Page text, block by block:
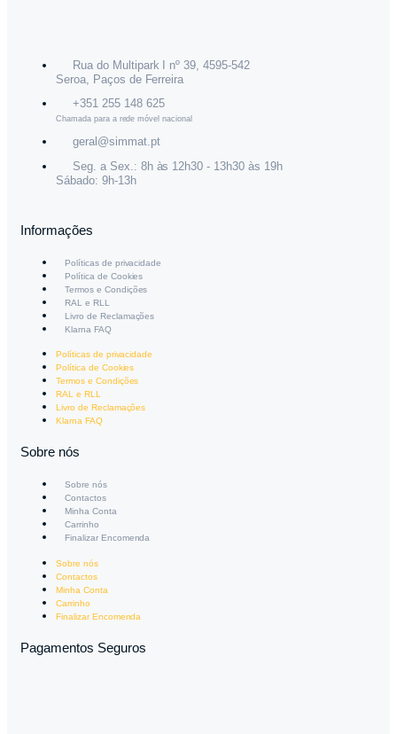
Rua do Multipark I nº 39, 4595-542
Seroa, Paços de Ferreira
+351 255 148 625
Chamada para a rede móvel nacional
geral@simmat.pt
Seg. a Sex.: 8h às 12h30 - 13h30 às 19h
Sábado: 9h-13h
Informações
Políticas de privacidade
Política de Cookies
Termos e Condições
RAL e RLL
Livro de Reclamações
Klarna FAQ
Políticas de privacidade
Política de Cookies
Termos e Condições
RAL e RLL
Livro de Reclamações
Klarna FAQ
Sobre nós
Sobre nós
Contactos
Minha Conta
Carrinho
Finalizar Encomenda
Sobre nós
Contactos
Minha Conta
Carrinho
Finalizar Encomenda
Pagamentos Seguros